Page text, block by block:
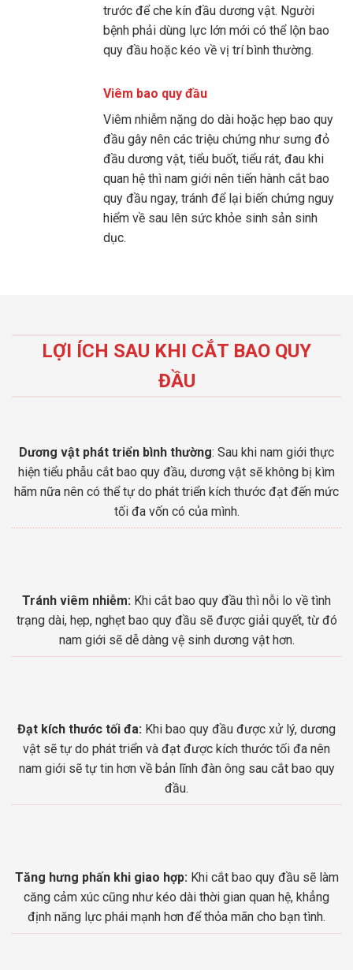
trước để che kín đầu dương vật. Người
bệnh phải dùng lực lớn mới có thể lộn bao
quy đầu hoặc kéo về vị trí bình thường.
Viêm bao quy đầu
Viêm nhiễm nặng do dài hoặc hẹp bao quy
đầu gây nên các triệu chứng như sưng đỏ
đầu dương vật, tiểu buốt, tiểu rát, đau khi
quan hệ thì nam giới nên tiến hành cắt bao
quy đầu ngay, tránh để lại biến chứng nguy
hiểm về sau lên sức khỏe sinh sản sinh
dục.
LỢI ÍCH SAU KHI CẮT BAO QUY
ĐẦU
Dương vật phát triển bình thường: Sau khi nam giới thực
hiện tiểu phẫu cắt bao quy đầu, dương vật sẽ không bị kìm
hãm nữa nên có thể tự do phát triển kích thước đạt đến mức
tối đa vốn có của mình.
Tránh viêm nhiễm: Khi cắt bao quy đầu thì nỗi lo về tình
trạng dài, hẹp, nghẹt bao quy đầu sẽ được giải quyết, từ đó
nam giới sẽ dễ dàng vệ sinh dương vật hơn.
Đạt kích thước tối đa: Khi bao quy đầu được xử lý, dương
vật sẽ tự do phát triển và đạt được kích thước tối đa nên
nam giới sẽ tự tin hơn về bản lĩnh đàn ông sau cắt bao quy
đầu.
Tăng hưng phấn khi giao hợp: Khi cắt bao quy đầu sẽ làm
căng cảm xúc cũng như kéo dài thời gian quan hệ, khẳng
định năng lực phái mạnh hơn để thỏa mãn cho bạn tình.